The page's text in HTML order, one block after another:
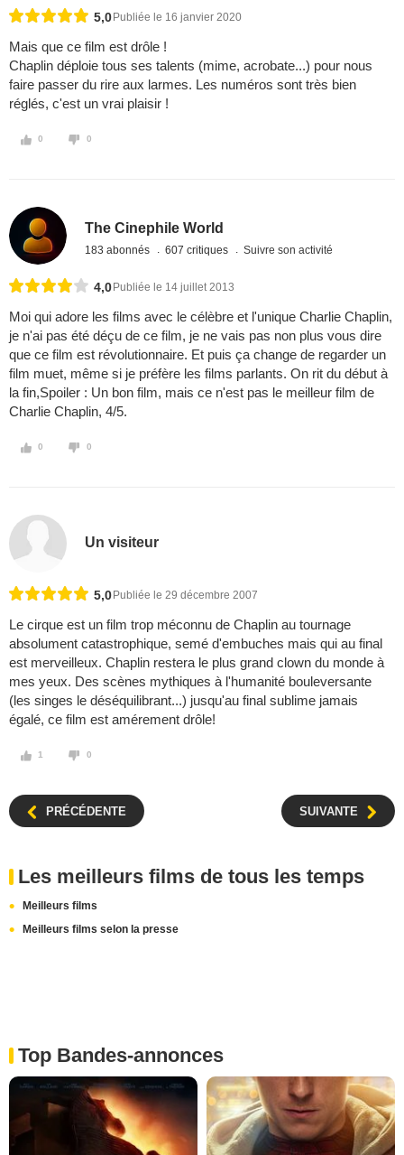
5,0 Publiée le 16 janvier 2020
Mais que ce film est drôle !
Chaplin déploie tous ses talents (mime, acrobate...) pour nous
faire passer du rire aux larmes. Les numéros sont très bien
réglés, c'est un vrai plaisir !
0 0
The Cinephile World
183 abonnés 607 critiques Suivre son activité
4,0 Publiée le 14 juillet 2013
Moi qui adore les films avec le célèbre et l'unique Charlie Chaplin,
je n'ai pas été déçu de ce film, je ne vais pas non plus vous dire
que ce film est révolutionnaire. Et puis ça change de regarder un
film muet, même si je préfère les films parlants. On rit du début à
la fin,Spoiler : Un bon film, mais ce n'est pas le meilleur film de
Charlie Chaplin, 4/5.
0 0
Un visiteur
5,0 Publiée le 29 décembre 2007
Le cirque est un film trop méconnu de Chaplin au tournage
absolument catastrophique, semé d'embuches mais qui au final
est merveilleux. Chaplin restera le plus grand clown du monde à
mes yeux. Des scènes mythiques à l'humanité bouleversante
(les singes le déséquilibrant...) jusqu'au final sublime jamais
égalé, ce film est amérement drôle!
1 0
PRÉCÉDENTE SUIVANTE
Les meilleurs films de tous les temps
Meilleurs films
Meilleurs films selon la presse
Top Bandes-annonces